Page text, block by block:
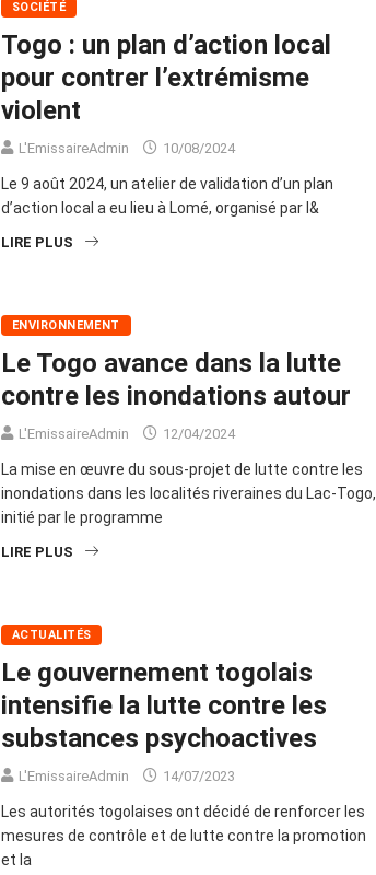
SOCIÉTÉ
Togo : un plan d’action local
pour contrer l’extrémisme
violent
L'EmissaireAdmin 10/08/2024
Le 9 août 2024, un atelier de validation d’un plan
d’action local a eu lieu à Lomé, organisé par l&
LIRE PLUS
ENVIRONNEMENT
Le Togo avance dans la lutte
contre les inondations autour
L'EmissaireAdmin 12/04/2024
La mise en œuvre du sous-projet de lutte contre les
inondations dans les localités riveraines du Lac-Togo,
initié par le programme
LIRE PLUS
ACTUALITÉS
Le gouvernement togolais
intensifie la lutte contre les
substances psychoactives
L'EmissaireAdmin 14/07/2023
Les autorités togolaises ont décidé de renforcer les
mesures de contrôle et de lutte contre la promotion
et la